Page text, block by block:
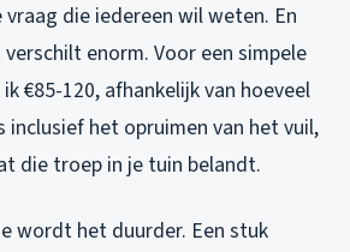
die iedereen wil weten. En
enorm. Voor een simpele
€85-120, afhankelijk van hoeveel
het opruimen van het vuil,
die troep in je tuin belandt.
wordt het duurder. Een stuk